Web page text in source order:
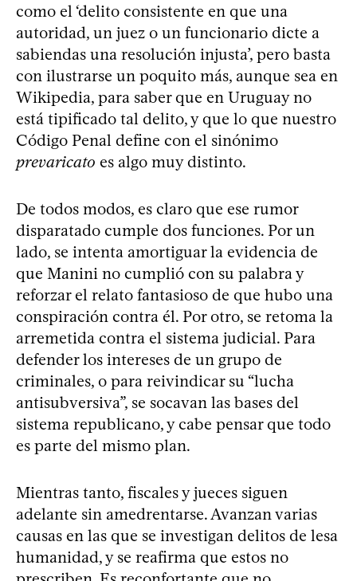
como el ‘delito consistente en que una
autoridad, un juez o un funcionario dicte a
sabiendas una resolución injusta’, pero basta
con ilustrarse un poquito más, aunque sea en
Wikipedia, para saber que en Uruguay no
está tipificado tal delito, y que lo que nuestro
Código Penal define con el sinónimo
prevaricato es algo muy distinto.
De todos modos, es claro que ese rumor
disparatado cumple dos funciones. Por un
lado, se intenta amortiguar la evidencia de
que Manini no cumplió con su palabra y
reforzar el relato fantasioso de que hubo una
conspiración contra él. Por otro, se retoma la
arremetida contra el sistema judicial. Para
defender los intereses de un grupo de
criminales, o para reivindicar su “lucha
antisubversiva”, se socavan las bases del
sistema republicano, y cabe pensar que todo
es parte del mismo plan.
Mientras tanto, fiscales y jueces siguen
adelante sin amedrentarse. Avanzan varias
causas en las que se investigan delitos de lesa
humanidad, y se reafirma que estos no